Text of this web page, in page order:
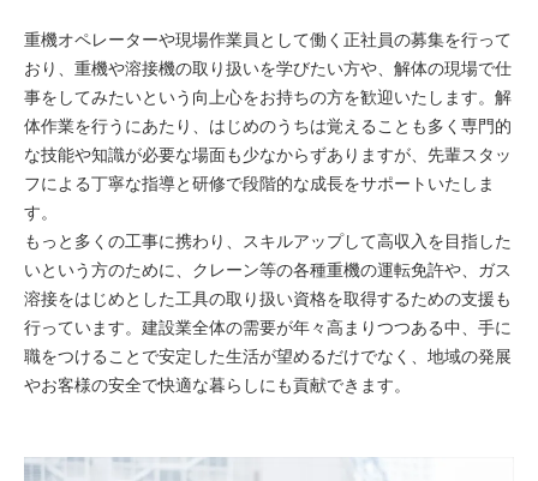
重機オペレーターや現場作業員として働く正社員の募集を行って
おり、重機や溶接機の取り扱いを学びたい方や、解体の現場で仕
事をしてみたいという向上心をお持ちの方を歓迎いたします。解
体作業を行うにあたり、はじめのうちは覚えることも多く専門的
な技能や知識が必要な場面も少なからずありますが、先輩スタッ
フによる丁寧な指導と研修で段階的な成長をサポートいたしま
す。
もっと多くの工事に携わり、スキルアップして高収入を目指した
いという方のために、クレーン等の各種重機の運転免許や、ガス
溶接をはじめとした工具の取り扱い資格を取得するための支援も
行っています。建設業全体の需要が年々高まりつつある中、手に
職をつけることで安定した生活が望めるだけでなく、地域の発展
やお客様の安全で快適な暮らしにも貢献できます。